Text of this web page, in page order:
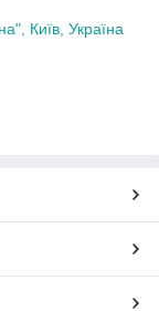
Київ, Україна